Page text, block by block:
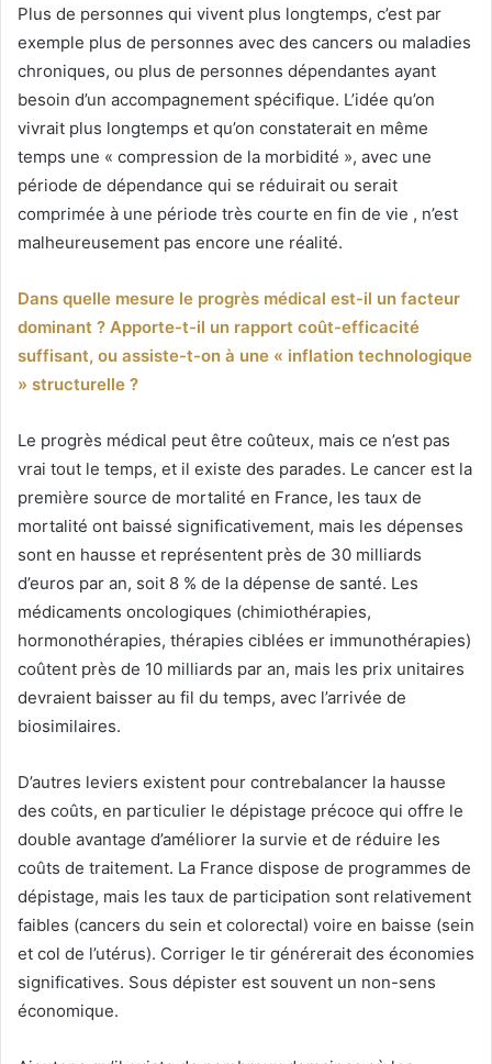
Plus de personnes qui vivent plus longtemps, c’est par
exemple plus de personnes avec des cancers ou maladies
chroniques, ou plus de personnes dépendantes ayant
besoin d’un accompagnement spécifique. L’idée qu’on
vivrait plus longtemps et qu’on constaterait en même
temps une « compression de la morbidité », avec une
période de dépendance qui se réduirait ou serait
comprimée à une période très courte en fin de vie , n’est
malheureusement pas encore une réalité.
Dans quelle mesure le progrès médical est-il un facteur
dominant ? Apporte-t-il un rapport coût-efficacité
suffisant, ou assiste-t-on à une « inflation technologique
» structurelle ?
Le progrès médical peut être coûteux, mais ce n’est pas
vrai tout le temps, et il existe des parades. Le cancer est la
première source de mortalité en France, les taux de
mortalité ont baissé significativement, mais les dépenses
sont en hausse et représentent près de 30 milliards
d’euros par an, soit 8 % de la dépense de santé. Les
médicaments oncologiques (chimiothérapies,
hormonothérapies, thérapies ciblées er immunothérapies)
coûtent près de 10 milliards par an, mais les prix unitaires
devraient baisser au fil du temps, avec l’arrivée de
biosimilaires.
D’autres leviers existent pour contrebalancer la hausse
des coûts, en particulier le dépistage précoce qui offre le
double avantage d’améliorer la survie et de réduire les
coûts de traitement. La France dispose de programmes de
dépistage, mais les taux de participation sont relativement
faibles (cancers du sein et colorectal) voire en baisse (sein
et col de l’utérus). Corriger le tir générerait des économies
significatives. Sous dépister est souvent un non-sens
économique.